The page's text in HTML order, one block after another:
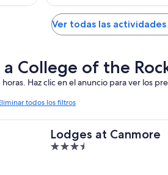
Ver todas las
College of the
Haz clic en el anuncio para ver los
todos los filtros
Lodges at Canmore
3.5